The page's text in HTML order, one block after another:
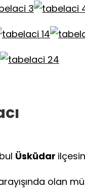
Üsküdar
olan